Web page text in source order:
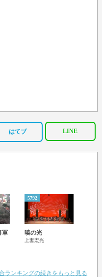
はてブ LINE
軍
5792
暁の光
上妻宏光
ランキングの続きをもっと見る